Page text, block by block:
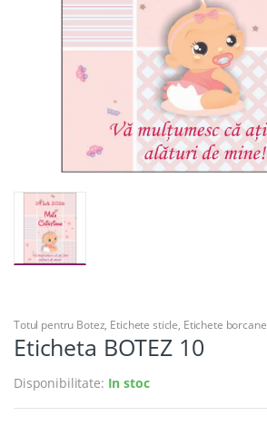
Totul pentru Botez, Etichete sticle, Etichete borcane
Eticheta BOTEZ 10
Disponibilitate: In stoc